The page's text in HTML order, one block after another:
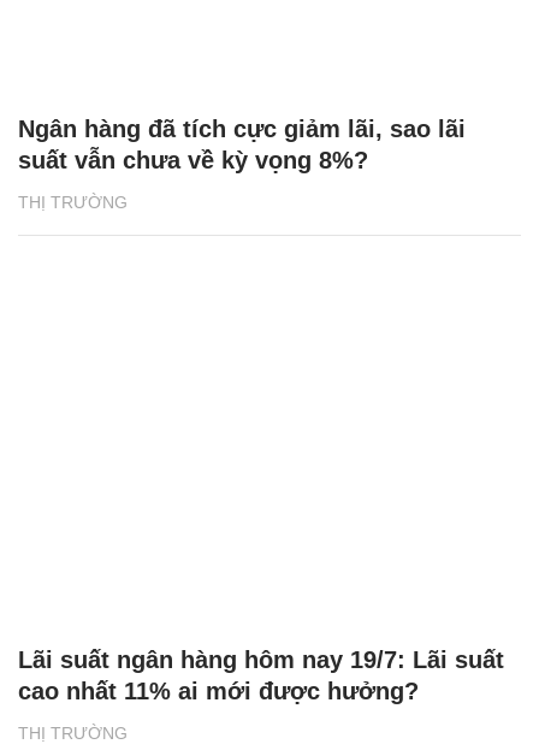
THỊ TRƯỜNG
Ngân hàng đã tích cực giảm lãi, sao lãi
suất vẫn chưa về kỳ vọng 8%?
THỊ TRƯỜNG
Lãi suất ngân hàng hôm nay 19/7: Lãi suất
cao nhất 11% ai mới được hưởng?